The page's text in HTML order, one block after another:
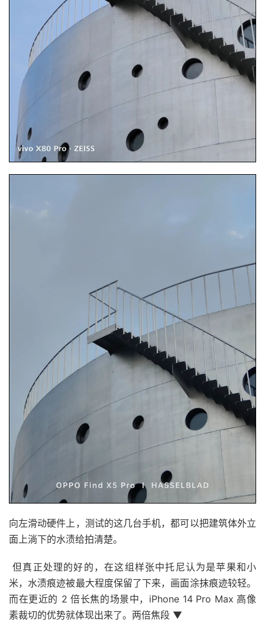
向左滑动硬件上，测试的这几台手机，都可以把建筑体外立
面上淌下的水渍给拍清楚。
但真正处理的好的，在这组样张中托尼认为是苹果和小
米，水渍痕迹被最大程度保留了下来，画面涂抹痕迹较轻。
而在更近的 2 倍长焦的场景中，iPhone 14 Pro Max 高像
素裁切的优势就体现出来了。两倍焦段 ▼